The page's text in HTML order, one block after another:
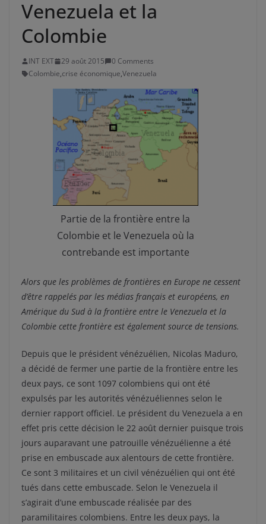
Venezuela et la
Colombie
INT EXT 29 août 2015
0 Comments
Colombie,crise économique,Venezuela
Partie de la frontière entre la
Colombie et le Venezuela où la
contrebande est importante
Alors que les problèmes de frontières en Europe ne cessent
d’être rappelés par les médias français et européens, en
Amérique du Sud à la frontière entre le Venezuela et la
Colombie cette frontière est également source de tensions.
Depuis que le président vénézuélien, Nicolas Maduro,
a décidé de fermer une partie de la frontière entre les
deux pays, ce sont 1097 colombiens qui ont été
expulsés par les autorités vénézuéliennes selon le
dernier rapport officiel. Le président du Venezuela a en
effet pris cette décision le 22 août dernier puisque trois
jours auparavant une patrouille vénézuélienne a été
prise en embuscade aux alentours de cette frontière.
Ce sont 3 militaires et un civil vénézuélien qui ont été
tués dans cette embuscade. Selon le Venezuela il
s’agirait d’une embuscade réalisée par des
paramilitaires colombiens. Entre les deux pays, la